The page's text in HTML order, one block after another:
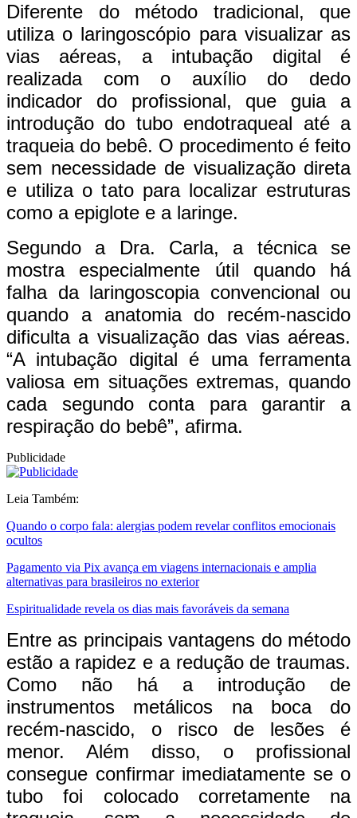
Diferente do método tradicional, que
utiliza o laringoscópio para visualizar as
vias aéreas, a intubação digital é
realizada com o auxílio do dedo
indicador do profissional, que guia a
introdução do tubo endotraqueal até a
traqueia do bebê. O procedimento é feito
sem necessidade de visualização direta
e utiliza o tato para localizar estruturas
como a epiglote e a laringe.
Segundo a Dra. Carla, a técnica se
mostra especialmente útil quando há
falha da laringoscopia convencional ou
quando a anatomia do recém-nascido
dificulta a visualização das vias aéreas.
“A intubação digital é uma ferramenta
valiosa em situações extremas, quando
cada segundo conta para garantir a
respiração do bebê”, afirma.
Publicidade
Leia Também:
Quando o corpo fala: alergias podem revelar conflitos emocionais
ocultos
Pagamento via Pix avança em viagens internacionais e amplia
alternativas para brasileiros no exterior
Espiritualidade revela os dias mais favoráveis da semana
Entre as principais vantagens do método
estão a rapidez e a redução de traumas.
Como não há a introdução de
instrumentos metálicos na boca do
recém-nascido, o risco de lesões é
menor. Além disso, o profissional
consegue confirmar imediatamente se o
tubo foi colocado corretamente na